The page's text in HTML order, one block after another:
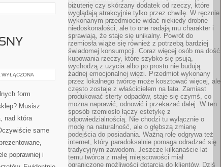
WYŁĄCZONA
form
Musisz
nad która
same
poprawniej i
biżuterię czy skórzany dodatek od rzeczy, które
wyglądają atrakcyjnie tylko przez chwilę. W ręcznie
wykonanym przedmiocie widać niekiedy drobne
niedoskonałości, ale to one nadają mu charakter i
sprawiają, że staje się unikalny. Powrót do
rzemiosła wiąże się również z potrzebą bardziej
świadomej konsumpcji. Coraz więcej osób ma dość
kupowania rzeczy, które szybko się psują,
wychodzą z użycia albo po prostu nie budują
żadnej emocjonalnej więzi. Przedmiot wykonany
przez lokalnego twórcę może kosztować więcej, ale
często zostaje z właścicielem na lata. Zamiast
produkować sterty odpadów, staje się czymś, co
można naprawić, odnowić i przekazać dalej. W ten
sposób rzemiosło łączy estetykę z
odpowiedzialnością. Nie chodzi tu wyłącznie o
modę na naturalność, ale o głębszą zmianę
podejścia do posiadania. Ważną rolę odgrywa też
internet, który paradoksalnie pomaga odradzać się
tradycyjnym zawodom. Jeszcze kilkanaście lat
temu twórca z małej miejscowości miał
ograniczone możliwości dotarcia do klientów. Dziś